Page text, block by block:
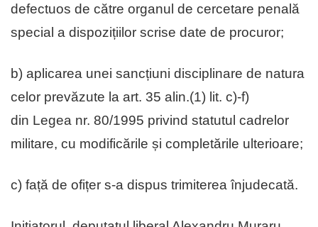
defectuos de către organul de cercetare penală
special a dispozițiilor scrise date de procuror;
b) aplicarea unei sancțiuni disciplinare de natura
celor prevăzute la art. 35 alin.(1) lit. c)-f)
din Legea nr. 80/1995 privind statutul cadrelor
militare, cu modificările și completările ulterioare;
c) față de ofițer s-a dispus trimiterea înjudecată.